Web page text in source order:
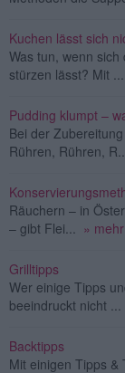
Kuchen lässt sich
Was tun, wenn
stürzen lässt? Mit ...
Pudding klumpt –
Bei der
Rühren, Rühren, R...
Räuchern – in
– gibt Flei...
» mehr
Grilltipps
Wer einige Tipps
beeindruckt nicht ...
Backtipps
Mit einigen Tipps &